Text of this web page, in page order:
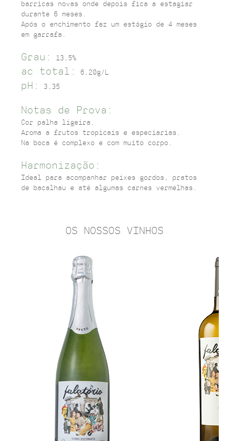
barricas novas onde depois fica a estagiar
durante 6 meses.
Após o enchimento faz um estágio de 4 meses
em garrafa.
Grau: 13,5%
ac total: 6,20g/L
pH: 3,35
Notas de Prova:
Cor palha ligeira.
Aroma a frutos tropicais e especiarias.
Na boca é complexo e com muito corpo.
Harmonização:
Ideal para acompanhar peixes gordos, pratos
de bacalhau e até algumas carnes vermelhas.
OS NOSSOS VINHOS